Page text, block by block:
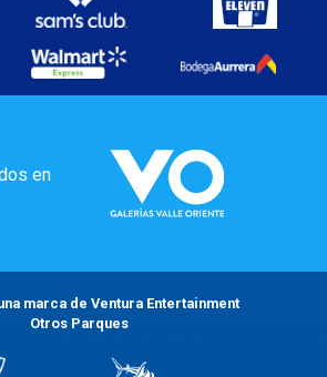
en
marca de Ventura Entertainment
Otros Parques